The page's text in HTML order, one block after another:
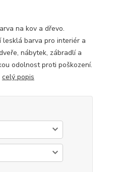
na kov a dřevo.
barva pro interiér a
nábytek, zábradlí a
odolnost proti poškození.
celý popis